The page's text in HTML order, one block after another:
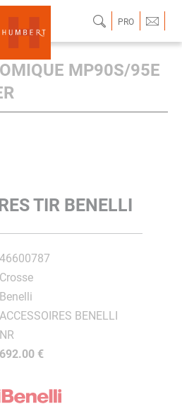
PRO
MP90S/95E
TIR BENELLI
46600787
Crosse
Benelli
ACCESSOIRES BENELLI
NR
692.00 €